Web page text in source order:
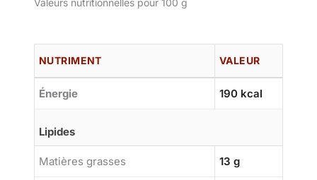
NUTRIMENT VALEUR
Énergie 190 kcal
Lipides
Matières grasses 13 g